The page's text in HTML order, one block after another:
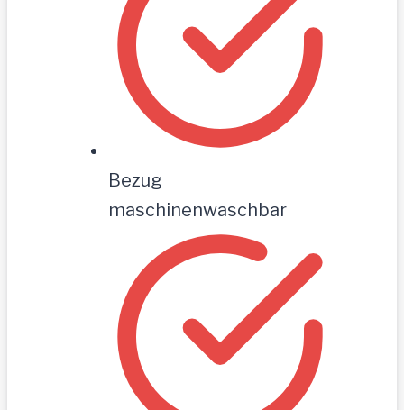
Bezug
maschinenwaschbar